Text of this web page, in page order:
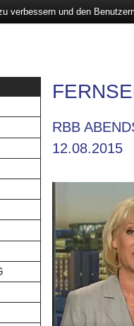
RBB
12.08.2015
verbessern und den